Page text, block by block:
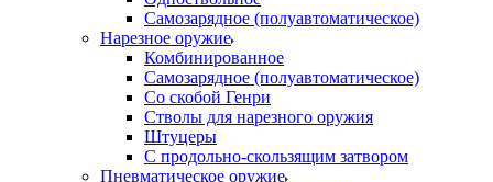
Самозарядное (полуавтоматическое)
Нарезное оружие
Комбинированное
Самозарядное (полуавтоматическое)
Со скобой Генри
Стволы для нарезного оружия
Штуцеры
С продольно-скользящим затвором
Пневматическое оружие